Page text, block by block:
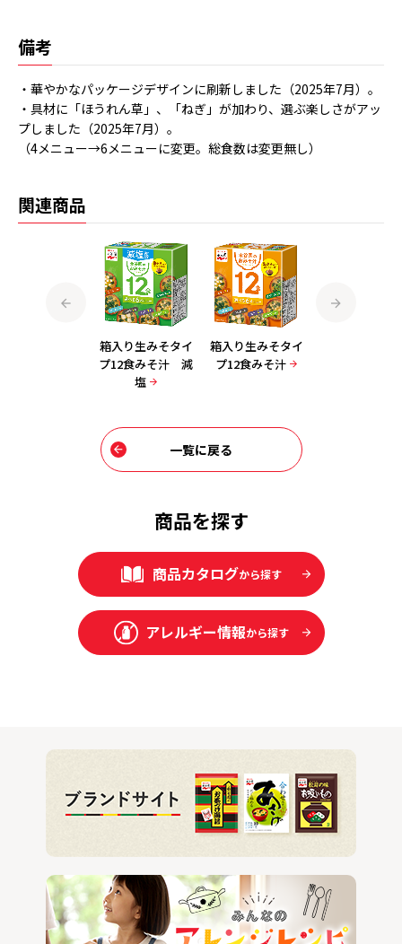
備考
・華やかなパッケージデザインに刷新しました（2025年7月）。
・具材に「ほうれん草」、「ねぎ」が加わり、選ぶ楽しさがアッ
プしました（2025年7月）。
（4メニュー→6メニューに変更。総食数は変更無し）
関連商品
箱入り生みそタイ
プ12食みそ汁 減
塩
箱入り生みそタイ
プ12食みそ汁
一覧に戻る
商品を探す
商品カタログから探す
アレルギー情報から探す